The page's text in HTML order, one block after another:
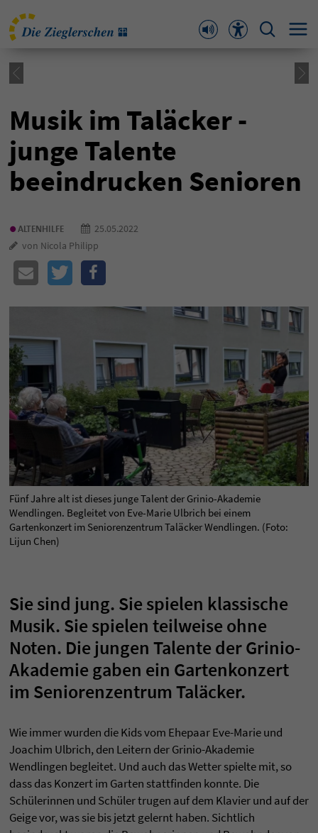
Musik im Taläcker -
junge Talente
beeindrucken Senioren
•ALTENHILFE
25.05.2022
von Nicola Philipp
Fünf Jahre alt ist dieses junge Talent der Grinio-Akademie
Wendlingen. Begleitet von Eve-Marie Ulbrich bei einem
Gartenkonzert im Seniorenzentrum Taläcker Wendlingen. (Foto:
Lijun Chen)
Sie sind jung. Sie spielen klassische
Musik. Sie spielen teilweise ohne
Noten. Die jungen Talente der Grinio-
Akademie gaben ein Gartenkonzert
im Seniorenzentrum Taläcker.
Wie immer wurden die Kids vom Ehepaar Eve-Marie und
Joachim Ulbrich, den Leitern der Grinio-Akademie
Wendlingen begleitet. Und auch das Wetter spielte mit, so
dass das Konzert im Garten stattfinden konnte. Die
Schülerinnen und Schüler trugen auf dem Klavier und auf der
Geige vor, was sie bis jetzt gelernt haben. Sichtlich